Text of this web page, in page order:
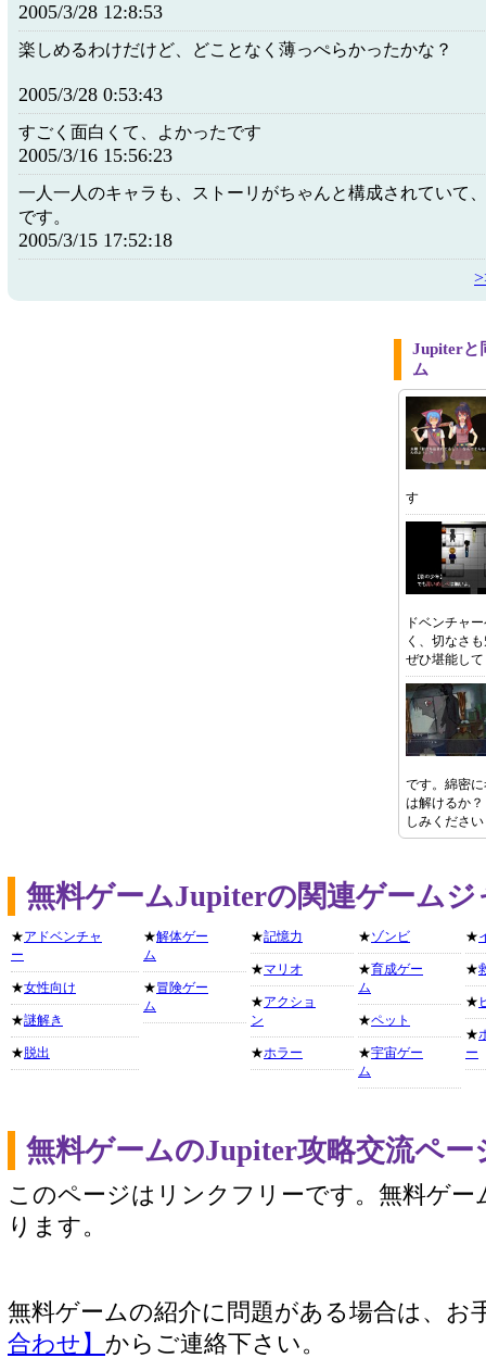
2005/3/28 12:8:53
楽しめるわけだけど、どことなく薄っぺらかったかな？
2005/3/28 0:53:43
すごく面白くて、よかったです
2005/3/16 15:56:23
一人一人のキャラも、ストーリがちゃんと構成されていて
です。
2005/3/15 17:52:18
Jupiterと
ム
す
ドベンチャ
く、切なさ
ぜひ堪能し
です。綿密
は解けるか
しみください
無料ゲームJupiterの関連ゲームジ
★アドベンチャ
ー
★女性向け
★謎解き
★ 脱出
★解体ゲー
ム
★冒険ゲー
ム
★記憶力
★マリオ
★アクショ
ン
★ホラー
★ゾンビ
★育成ゲー
ム
★ペット
★宇宙ゲー
ム
★
★
★
★
ー
無料ゲームのJupiter攻略交流ペー
このページはリンクフリーです。無料ゲー
ります。
無料ゲームの紹介に問題がある場合は、お
合わせ】 からご連絡下さい。